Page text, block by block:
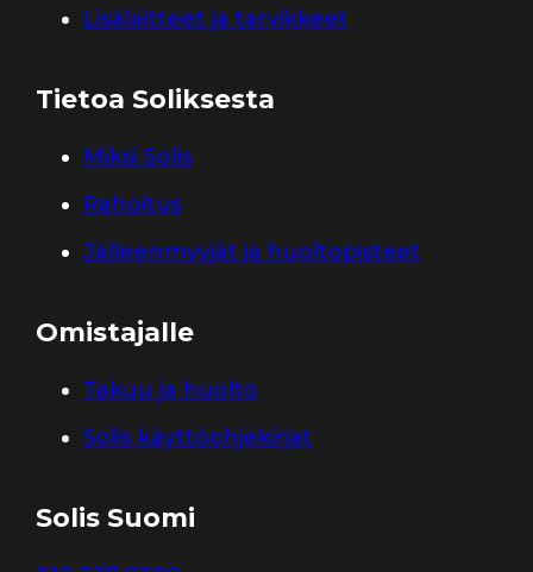
Lisälaitteet ja tarvikkeet
Tietoa Soliksesta
Miksi Solis
Rahoitus
Jälleenmyyjät ja huoltopisteet
Omistajalle
Takuu ja huolto
Solis käyttöohjekirjat
Solis Suomi